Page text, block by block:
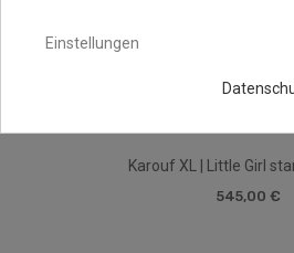
Karouf XL | Little Girl
545,00 €
Einstellungen